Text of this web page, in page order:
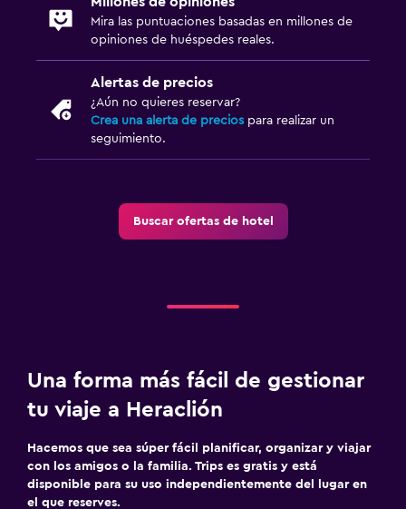
Mira las puntuaciones basadas en millones de
opiniones de huéspedes reales.
Alertas de precios
¿Aún no quieres reservar?
Crea una alerta de precios para realizar un
seguimiento.
Buscar ofertas de hotel
Una forma más fácil de gestionar
tu viaje a Heraclión
Hacemos que sea súper fácil planificar, organizar y viajar
con los amigos o la familia. Trips es gratis y está
disponible para su uso independientemente del lugar en
el que reserves.